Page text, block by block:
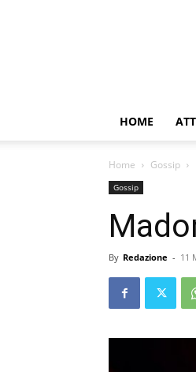
HOME
Home Gossip
Gossip
By Redazione - 11